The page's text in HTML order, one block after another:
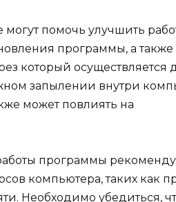
помочь улучшить
программы, а
который осуществляется
запылении внутри
может повлиять на
программы
компьютера, таких как
Необходимо убедиться,